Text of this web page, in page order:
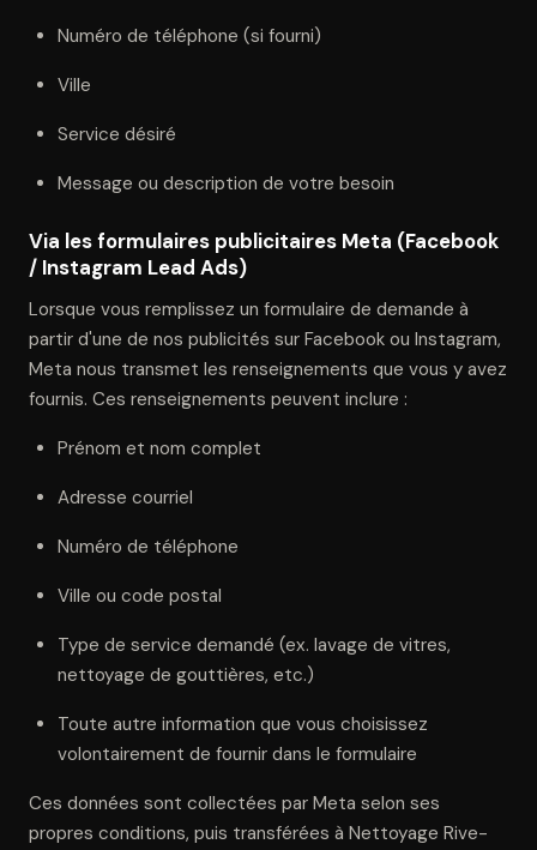
Numéro de téléphone (si fourni)
Ville
Service désiré
Message ou description de votre besoin
Via les formulaires publicitaires Meta (Facebook
/ Instagram Lead Ads)
Lorsque vous remplissez un formulaire de demande à
partir d'une de nos publicités sur Facebook ou Instagram,
Meta nous transmet les renseignements que vous y avez
fournis. Ces renseignements peuvent inclure :
Prénom et nom complet
Adresse courriel
Numéro de téléphone
Ville ou code postal
Type de service demandé (ex. lavage de vitres,
nettoyage de gouttières, etc.)
Toute autre information que vous choisissez
volontairement de fournir dans le formulaire
Ces données sont collectées par Meta selon ses
propres conditions, puis transférées à Nettoyage Rive-